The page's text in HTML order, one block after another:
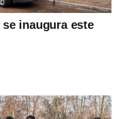
inaugura este